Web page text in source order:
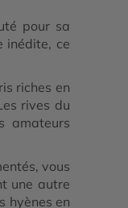
pour sa
inédite, ce
riches en
rives du
amateurs
vous
une autre
hyènes en